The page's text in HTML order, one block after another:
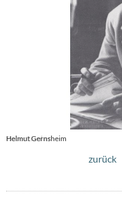
Helmut Gernsheim
Robert Janker
zurück